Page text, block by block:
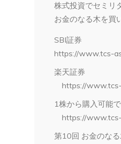
株式投資でセミリ
お金のなる木を買
SBI証券
https://www.tcs-
楽天証券
https://www.tcs-
1株から購入可能
https://www.tcs-
第10回 お金のな